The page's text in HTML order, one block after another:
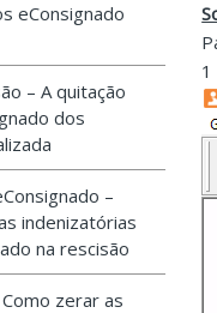
eConsignado
– A quitação
dos
–
indenizatórias
na rescisão
zerar as
1